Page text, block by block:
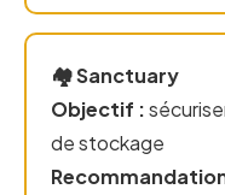
🏘️ Sanctuary
Objectif :
de stockage